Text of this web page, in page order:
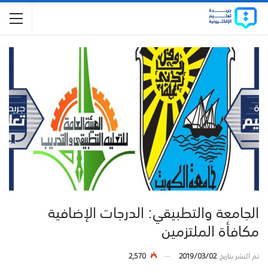
الجامعة والتطبيقي: الدرجات الإضافية
مكافأة الملتزمين
تم النشر بتاريخ2019/03/02
2,570